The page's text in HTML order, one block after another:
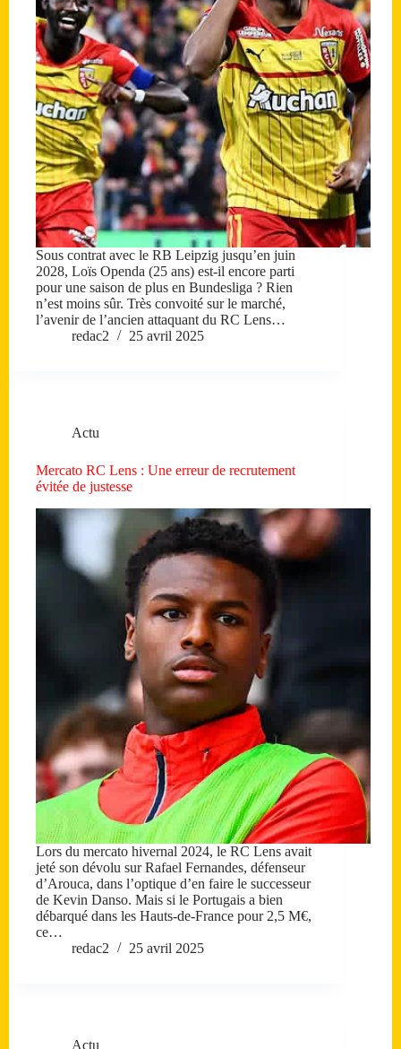
Sous contrat avec le RB Leipzig jusqu’en juin
2028, Loïs Openda (25 ans) est-il encore parti
pour une saison de plus en Bundesliga ? Rien
n’est moins sûr. Très convoité sur le marché,
l’avenir de l’ancien attaquant du RC Lens…
redac2
25 avril 2025
Actu
Mercato RC Lens : Une erreur de recrutement
évitée de justesse
Lors du mercato hivernal 2024, le RC Lens avait
jeté son dévolu sur Rafael Fernandes, défenseur
d’Arouca, dans l’optique d’en faire le successeur
de Kevin Danso. Mais si le Portugais a bien
débarqué dans les Hauts-de-France pour 2,5 M€,
ce…
redac2
25 avril 2025
Actu